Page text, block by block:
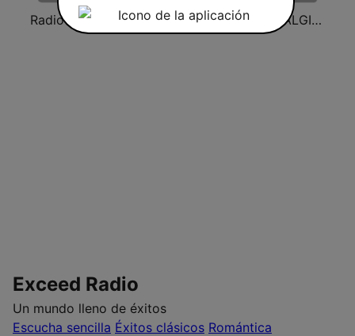
Hits 70s 80s NOSTALGIE ITALIA
Exceed Radio
Un mundo lleno de éxitos
Escucha sencilla Éxitos clásicos Romántica